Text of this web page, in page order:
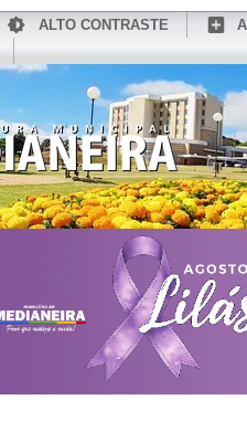
ALTO CONTRASTE
CONHEÇA MEDIANEIRA